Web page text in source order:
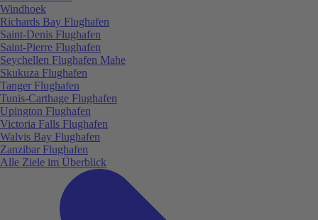
Windhoek
Richards Bay Flughafen
Saint-Denis Flughafen
Saint-Pierre Flughafen
Seychellen Flughafen Mahe
Skukuza Flughafen
Tanger Flughafen
Tunis-Carthage Flughafen
Upington Flughafen
Victoria Falls Flughafen
Walvis Bay Flughafen
Zanzibar Flughafen
Alle Ziele im Überblick